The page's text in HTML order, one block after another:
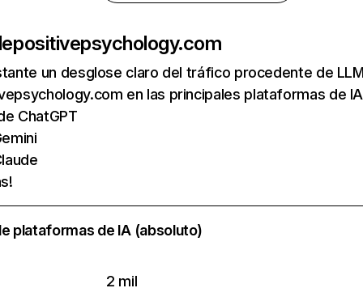
positivepsychology.com
un desglose claro del tráfico procedente de
en las principales plataformas de
ChatGPT
plataformas de IA (absoluto)
2 mil